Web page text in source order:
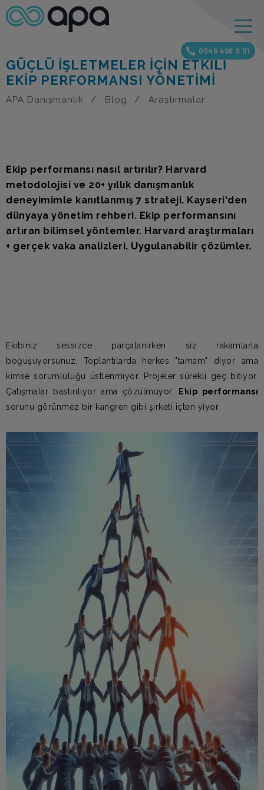
0546 496 9 111
GÜÇLÜ İŞLETMELER İÇIN ETKILI
EKIP PERFORMANSI YÖNETIMI
APA Danışmanlık Blog Araştırmalar
Ekip performansı nasıl artırılır? Harvard
metodolojisi ve 20+ yıllık danışmanlık
deneyimimle kanıtlanmış 7 strateji. Kayseri'den
dünyaya yönetim rehberi. Ekip performansını
artıran bilimsel yöntemler. Harvard araştırmaları
+ gerçek vaka analizleri. Uygulanabilir çözümler.
Ekibiniz sessizce parçalanırken siz rakamlarla
boğuşuyorsunuz. Toplantılarda herkes "tamam" diyor ama
kimse sorumluluğu üstlenmiyor. Projeler sürekli geç bitiyor.
Çatışmalar bastırılıyor ama çözülmüyor.
Ekip performansı
sorunu görünmez bir kangren gibi şirketi içten yiyor.